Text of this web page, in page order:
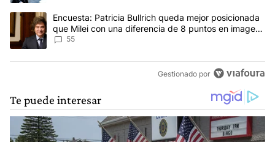
Un artículo de tendencia con el título "Encuesta: Patricia
Encuesta: Patricia Bullrich queda mejor posicionada
que Milei con una diferencia de 8 puntos en imagen
negativa
55
Gestionado por